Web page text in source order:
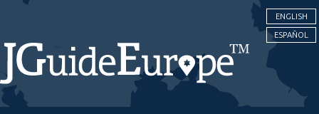
ENGLISH
ESPAÑOL